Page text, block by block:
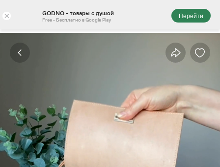
× GODNO - товары с душой
Free - Бесплатно в Google Play
Перейти